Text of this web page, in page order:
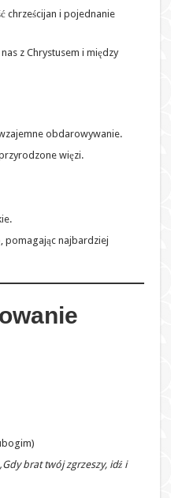
chrześcijan i pojednanie
z Chrystusem i między
obdarowywanie.
więzi.
pomagając najbardziej
brat twój zgrzeszy, idź i